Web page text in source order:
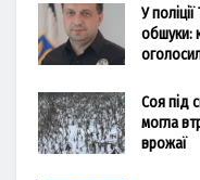
У
обшуки:
Соя під
могла
врожаї